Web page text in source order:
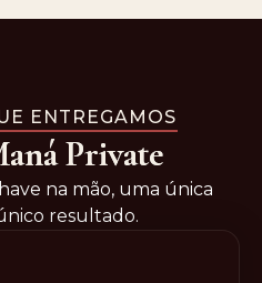
ENTREGAMOS
Private
na mão, uma única
resultado.